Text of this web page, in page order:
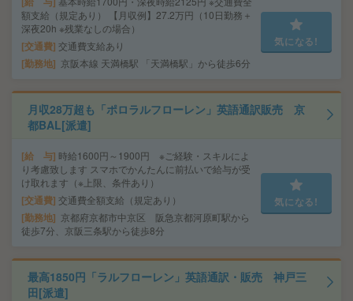
額支給（規定あり） 【月収例】27.2万円（10日勤務＋
深夜20h ※残業なしの場合）
交通費 交通費支給あり
勤務地 京阪本線 天満橋駅 「天満橋駅」から徒歩6分
気になる!
月収28万超も「ポロラルフローレン」英語通訳販売 京
都BAL[派遣]
給 与 時給1600円～1900円 ※ご経験・スキルによ
り考慮致します スマホでかんたんに前払いで給与が受
け取れます（※上限、条件あり）
交通費 交通費全額支給（規定あり）
勤務地
京都府京都市中京区 阪急京都河原町駅から
徒歩7分、京阪三条駅から徒歩8分
気になる!
最高1850円「ラルフローレン」英語通訳・販売 神戸三
田[派遣]